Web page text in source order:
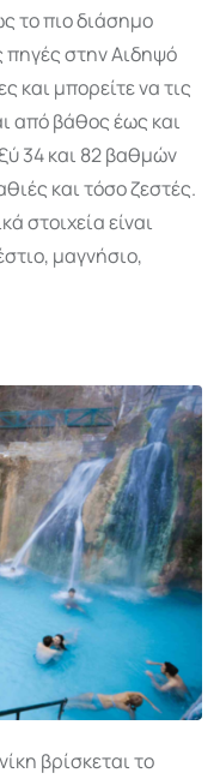
το πιο διάσημο
πηγές στην Αιδηψό
και μπορείτε να τις
από βάθος έως και
34 και 82 βαθμών
και τόσο ζεστές.
στοιχεία είναι
μαγνήσιο,
βρίσκεται το